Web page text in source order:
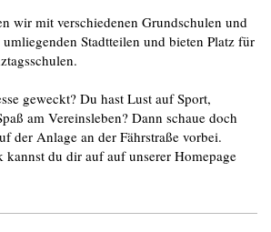
wir mit verschiedenen Grundschulen und
Stadtteilen und bieten Platz für
geweckt? Du hast Lust auf Sport,
am Vereinsleben? Dann schaue doch
der Anlage an der Fährstraße vorbei.
kannst du dir auf auf unserer Homepage